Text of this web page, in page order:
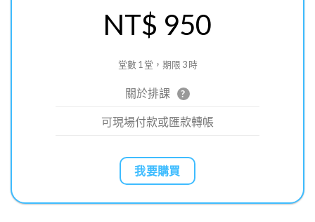
NT$ 950
堂數 1 堂，期限 3 時
關於排課 ?
可現場付款或匯款轉帳
我要購買